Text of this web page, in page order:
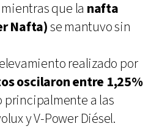
que la nafta
Nafta)se mantuvo sin
realizado por
oscilaron entre 1,25%
principalmente a las
y V-Power Diésel.